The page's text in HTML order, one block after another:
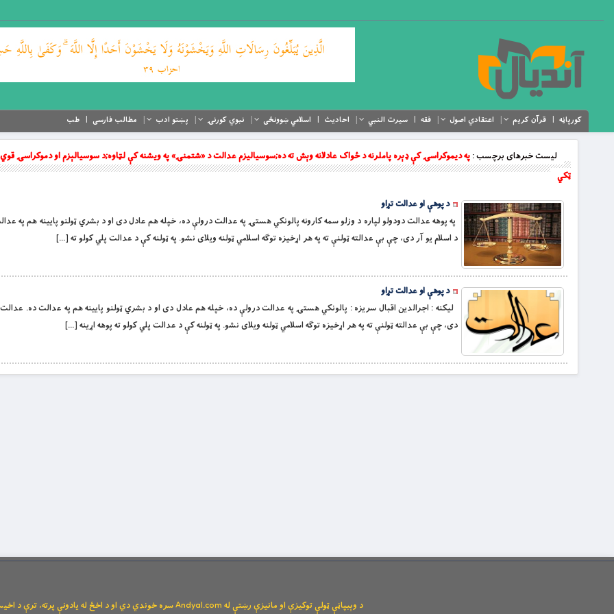
کورپاڼه قرآن کریم اعتقادي اصول فقه سیرت النبي احادیث اسلامي ښوونځی نبوي کورنۍ پښتو ادب مطالب فارسی طب
لیست خبرهای برچسب :په دیموکراسۍ کې ډېره پاملرنه د ځواک عادلانه وېش ته ده;سوسیالیزم عدالت د «شتمنۍ» په ویشنه کې لټاوه;د سوسیالېزم او دموکراسۍ
ټکي
د پوهې او عدالت تړاو
په پوهه عدالت دودولو لپاره د وزلو سمه کارونه پالونکي هستۍ په عدالت درولې ده، خپله هم عادل دی او د بشري ټولنو پایینه هم په
د اسلام یو آر دی، چې بې عدالته ټولنې ته په هر اړخیزه توګه اسلامي ټولنه ویلای نشو. په ټولنه کې د عدالت پلي کولو ته […]
د پوهې او عدالت تړاو
لیکنه : اجرالدین اقبال سریزه : پالونکي هستۍ په عدالت درولې ده، خپله هم عادل دی او د بشري ټولنو پایینه هم په عدالت ده. عدالت
دی، چې بې عدالته ټولنې ته په هر اړخیزه توګه اسلامي ټولنه ویلای نشو. په ټولنه کې د عدالت پلي کولو ته پوهه اړینه […]
د وېبپاڼې ټولې توکیزې او مانیزې رښتې له Andyal.com سره خوندي دي او د اخځ له یادونې پرته، ترې د اخیستنې اجازه نشته